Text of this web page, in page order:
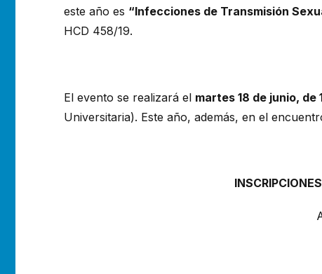
este año es “Infecciones de Transmisión
HCD 458/19.
El evento se realizará el martes 18 de junio, de
Universitaria). Este año, además, en el